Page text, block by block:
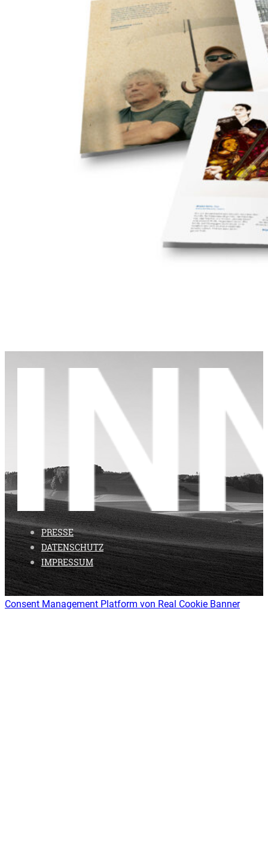
PRESSE
DATENSCHUTZ
IMPRESSUM
Consent Management Platform von Real Cookie Banner